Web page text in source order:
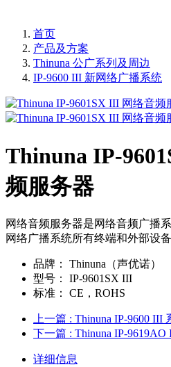
首页
产品及方案
Thinuna 公广系列及周边
IP-9600 III 新网络广播系统
Thinuna IP-
频服务器
网络音频服务器是网络音频广播
网络广播系统所有终端和外部设
品牌：
Thinuna（声优诺）
型号：
IP-9601SX III
标准：
CE，ROHS
上一篇 : Thinuna IP-9600 III
下一篇 : Thinuna IP-
详细信息